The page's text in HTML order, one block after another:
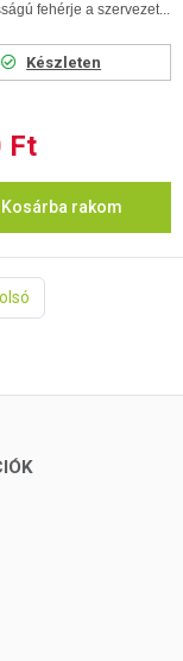
fehérje a szervezet...
Készleten
Ft
rakom